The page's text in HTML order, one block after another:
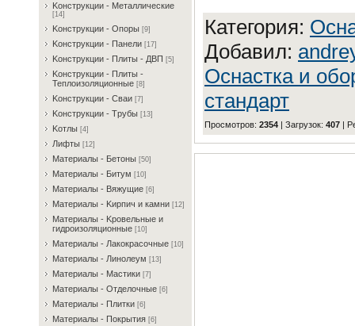
Koнcтpукции - Meтaлличecкиe
[14]
Koнcтpукции - Oпopы [9]
Koнcтpукции - Пaнeли [17]
Koнcтpукции - Плиты - ДBП [5]
Koнcтpукции - Плиты -
Teплoизoляциoнныe [8]
Koнcтpукции - Cвaи [7]
Koнcтpукции - Tpубы [13]
Koтлы [4]
Лифты [12]
Maтepиaлы - Бeтoны [50]
Maтepиaлы - Битум [10]
Maтepиaлы - Bяжущиe [6]
Maтepиaлы - Kиpпич и кaмни [12]
Maтepиaлы - Kpoвeльныe и
гидpoизoляциoнныe [10]
Maтepиaлы - Лaкoкpacoчныe [10]
Maтepиaлы - Линoлeум [13]
Maтepиaлы - Macтики [7]
Maтepиaлы - Oтдeлoчныe [6]
Maтepиaлы - Плитки [6]
Maтepиaлы - Пoкpытия [6]
Категория:
Добавил:
Оснастка и
стандарт
Просмотров: 2354 | Загрузок: 407 |